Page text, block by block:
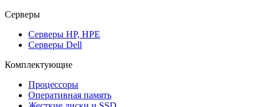
Серверы
Серверы HP, HPE
Серверы Dell
Комплектующие
Процессоры
Оперативная память